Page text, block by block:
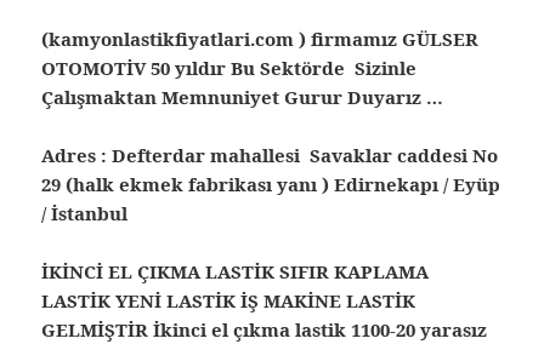
(kamyonlastikfiyatlari.com ) firmamız GÜLSER
OTOMOTİV 50 yıldır Bu Sektörde Sizinle
Çalışmaktan Memnuniyet Gurur Duyarız …
Adres : Defterdar mahallesi Savaklar caddesi No
29 (halk ekmek fabrikası yanı ) Edirnekapı / Eyüp
/ İstanbul
İKİNCİ EL ÇIKMA LASTİK SIFIR KAPLAMA
LASTİK YENİ LASTİK İŞ MAKİNE LASTİK
GELMİŞTİRİkinci el çıkma lastik 1100-20 yarasız